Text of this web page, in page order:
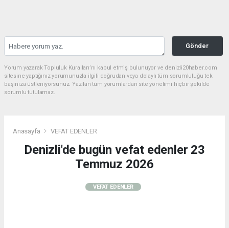
Gönder
Yorum yazarak Topluluk Kuralları’nı kabul etmiş bulunuyor ve denizli20haber.com
sitesine yaptığınız yorumunuzla ilgili doğrudan veya dolaylı tüm sorumluluğu tek
başınıza üstleniyorsunuz. Yazılan tüm yorumlardan site yönetimi hiçbir şekilde
sorumlu tutulamaz.
Anasayfa VEFAT EDENLER
Denizli'de bugün vefat edenler 23
Temmuz 2026
VEFAT EDENLER